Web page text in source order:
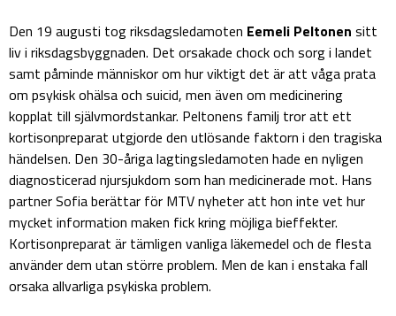
Den 19 augusti tog riksdagsledamoten Eemeli Peltonen sitt
liv i riksdagsbyggnaden. Det orsakade chock och sorg i landet
samt påminde människor om hur viktigt det är att våga prata
om psykisk ohälsa och suicid, men även om medicinering
kopplat till självmordstankar. Peltonens familj tror att ett
kortisonpreparat utgjorde den utlösande faktorn i den tragiska
händelsen. Den 30-åriga lagtingsledamoten hade en nyligen
diagnosticerad njursjukdom som han medicinerade mot. Hans
partner Sofia berättar för MTV nyheter att hon inte vet hur
mycket information maken fick kring möjliga bieffekter.
Kortisonpreparat är tämligen vanliga läkemedel och de flesta
använder dem utan större problem. Men de kan i enstaka fall
orsaka allvarliga psykiska problem.